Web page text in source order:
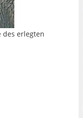
des erlegten